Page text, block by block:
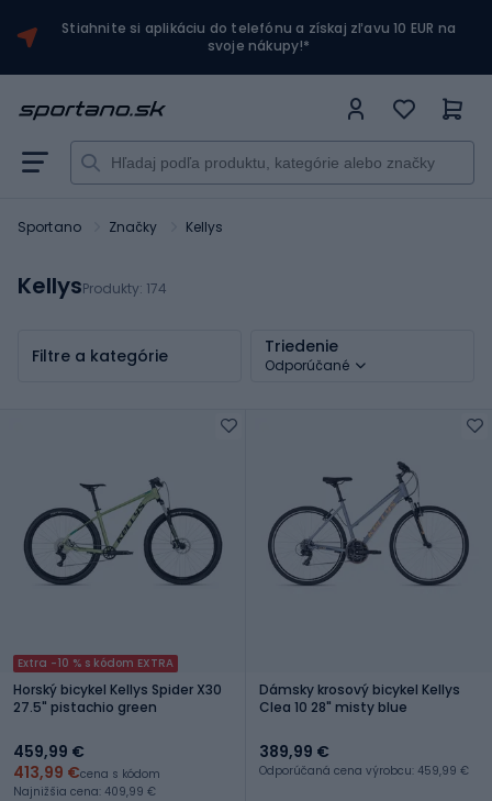
Stiahnite si aplikáciu do telefónu a získaj zľavu 10 EUR na
svoje nákupy!*
Sportano Značky Kellys
KellysProdukty: 174
Filtre a kategórie Triedenie
Odporúčané
Extra -10 % s kódom EXTRA
Horský bicykel Kellys Spider X30
27.5" pistachio green
459,99 €
413,99 €cena s kódom
Najnižšia cena: 409,99 €
Dámsky krosový bicykel Kellys
Clea 10 28" misty blue
389,99 €
Odporúčaná cena výrobcu: 459,99 €